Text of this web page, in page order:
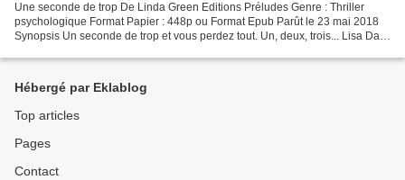
Une seconde de trop De Linda Green Editions Préludes Genre : Thriller
psychologique Format Papier : 448p ou Format Epub Parût le 23 mai 2018
Synopsis Un seconde de trop et vous perdez tout. Un, deux, trois... Lisa Dale
Hébergé par Eklablog
Top articles
Pages
Contact